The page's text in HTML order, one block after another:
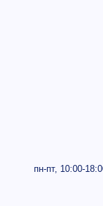
пн-пт, 10:00-